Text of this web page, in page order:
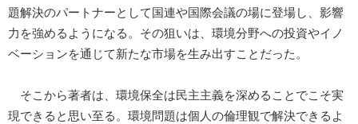
題解決のパートナーとして国連や国際会議の場に登場し、影響
力を強めるようになる。その狙いは、環境分野への投資やイノ
ベーションを通じて新たな市場を生み出すことだった。
そこから著者は、環境保全は民主主義を深めることでこそ実
現できると思い至る。環境問題は個人の倫理観で解決できるよ